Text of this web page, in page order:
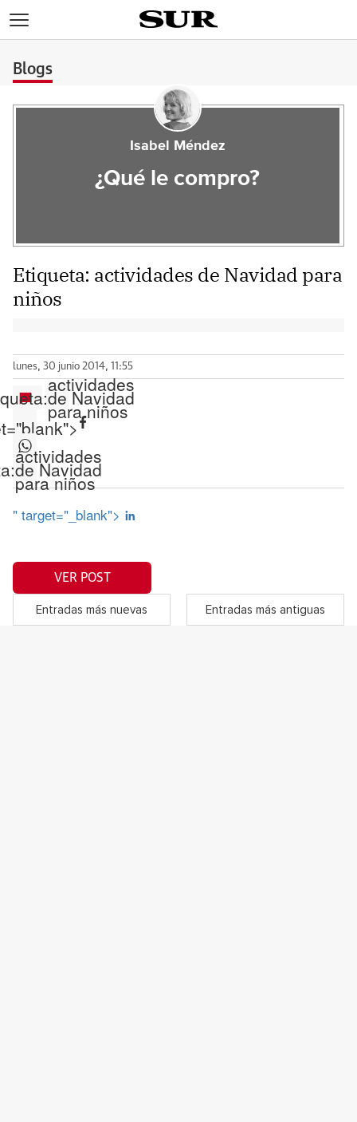
Blogs
Isabel Méndez
¿Qué le compro?
Etiqueta: actividades de Navidad para
niños
lunes, 30 junio 2014, 11:55
actividades
de Navidad
para niños
actividades
de Navidad
para niños
" target="_blank">
VER POST
Entradas más nuevas Entradas más antiguas